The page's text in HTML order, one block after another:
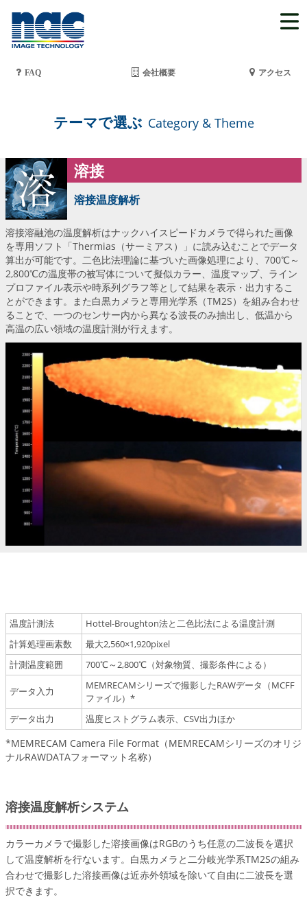
FAQ 会社概要 アクセス
テーマで選ぶ Category & Theme
溶接
溶接温度解析
溶接溶融池の温度解析はナックハイスピードカメラで得られた画像
を専用ソフト「Thermias（サーミアス）」に読み込むことでデータ
算出が可能です。二色比法理論に基づいた画像処理により、700℃～
2,800℃の温度帯の被写体について擬似カラー、温度マップ、ライン
プロファイル表示や時系列グラフ等として結果を表示・出力するこ
とができます。また白黒カメラと専用光学系（TM2S）を組み合わせ
ることで、一つのセンサー内から異なる波長のみ抽出し、低温から
高温の広い領域の温度計測が行えます。
温度計測法
Hottel-Broughton法と二色比法による温度計測
計算処理画素数
最大2,560×1,920pixel
計測温度範囲
700℃～2,800℃（対象物質、撮影条件による）
データ入力
MEMRECAMシリーズで撮影したRAWデータ（MCFF
ファイル）*
データ出力
温度ヒストグラム表示、CSV出力ほか
*MEMRECAM Camera File Format（MEMRECAMシリーズのオリジ
ナルRAWDATAフォーマット名称）
溶接温度解析システム
カラーカメラで撮影した溶接画像はRGBのうち任意の二波長を選択
して温度解析を行ないます。白黒カメラと二分岐光学系TM2Sの組み
合わせで撮影した溶接画像は近赤外領域を除いて自由に二波長を選
択できます。